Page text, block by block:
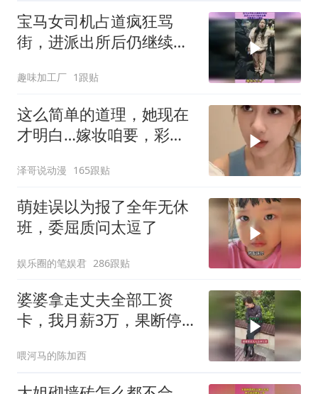
宝马女司机占道疯狂骂
街，进派出所后仍继续发
趣味加工厂 1跟贴
这么简单的道理，她现在
才明白…嫁妆咱要，彩礼
泽哥说动漫 165跟贴
萌娃误以为报了全年无休
班，委屈质问太逗了
娱乐圈的笔娱君 286跟贴
婆婆拿走丈夫全部工资
卡，我月薪3万，果断停
喂河马的陈加西